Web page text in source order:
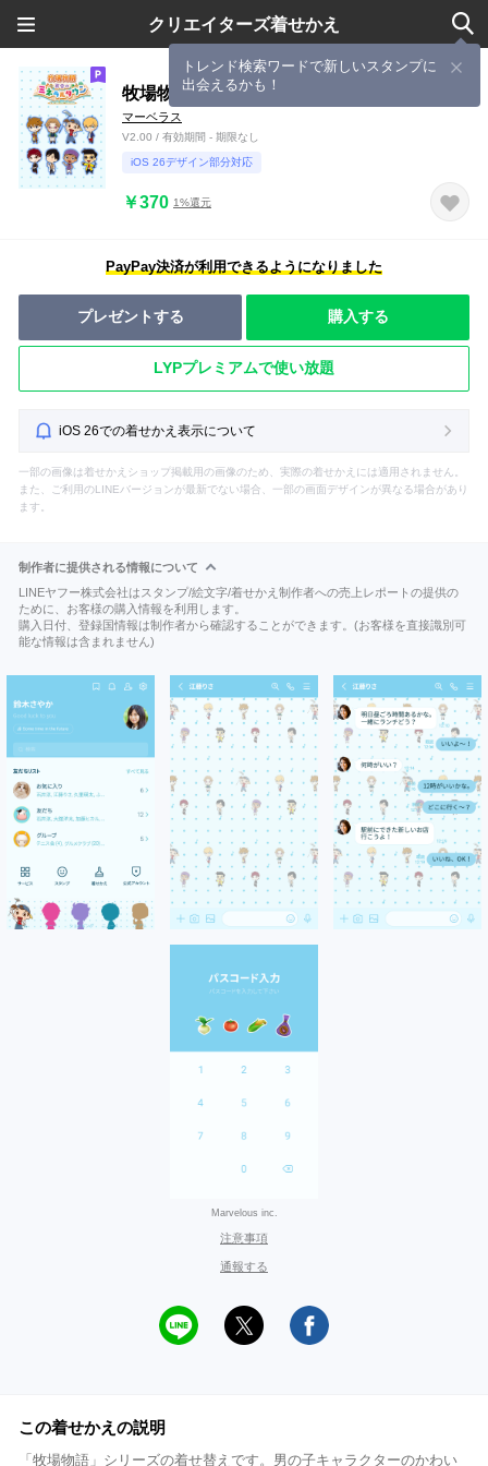
クリエイターズ着せかえ
トレンド検索ワードで新しいスタンプに
出会えるかも！
牧場物語 再ミネ ちびキャラ男の子
マーベラス
V2.00 / 有効期間 - 期限なし
iOS 26デザイン部分対応
￥370 1%還元
PayPay決済が利用できるようになりました
プレゼントする 購入する
LYPプレミアムで使い放題
iOS 26での着せかえ表示について
一部の画像は着せかえショップ掲載用の画像のため、実際の着せかえには適用されません。
また、ご利用のLINEバージョンが最新でない場合、一部の画面デザインが異なる場合があり
ます。
制作者に提供される情報について
LINEヤフー株式会社はスタンプ/絵文字/着せかえ制作者への売上レポートの提供の
ために、お客様の購入情報を利用します。
購入日付、登録国情報は制作者から確認することができます。(お客様を直接識別可
能な情報は含まれません)
Marvelous inc.
注意事項
通報する
この着せかえの説明
「牧場物語」シリーズの着せ替えです。男の子キャラクターのかわい